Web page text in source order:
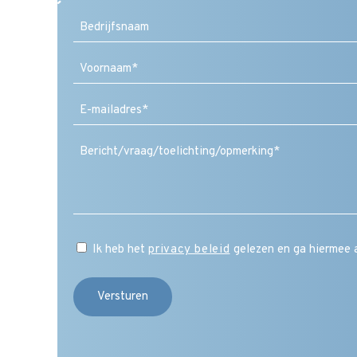
Ik heb het privacy beleidgelezen en ga hiermee